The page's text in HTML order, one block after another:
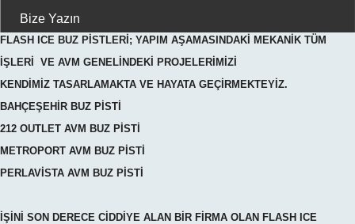
Bize Yazın
FLASH ICE BUZ PİSTLERİ; YAPIM AŞAMASINDAKİ MEKANİK TÜM
İŞLERİ VE AVM GENELİNDEKİ PROJELERİMİZİ
KENDİMİZ TASARLAMAKTA VE HAYATA GEÇİRMEKTEYİZ.
BAHÇEŞEHİR BUZ PİSTİ
212 OUTLET AVM BUZ PİSTİ
METROPORT AVM BUZ PİSTİ
PERLAVİSTA AVM BUZ PİSTİ
İŞİNİ SON DERECE CİDDİYE ALAN BİR FİRMA OLAN FLASH ICE